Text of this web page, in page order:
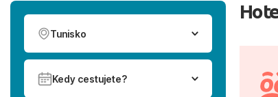
Tunisko
Kedy cestujete?